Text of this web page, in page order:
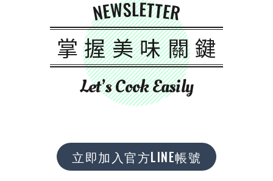
NEWSLETTER
掌握美味關鍵
Let’s Cook Easily
立即加入官方LINE帳號